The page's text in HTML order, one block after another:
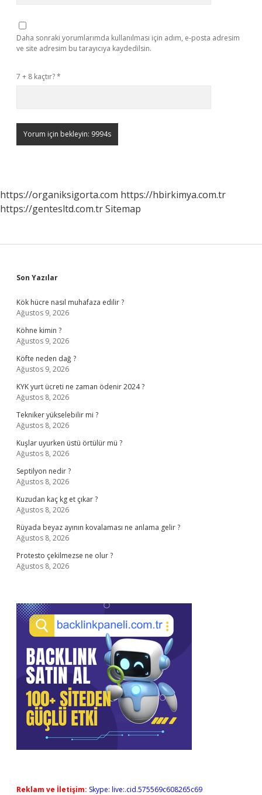
Daha sonraki yorumlarımda kullanılması için adım, e-posta adresim
ve site adresim bu tarayıcıya kaydedilsin.
7 + 8 kaçtır?*
https://organiksigorta.com https://hbirkimya.com.tr
https://gentesltd.com.trSitemap
Sidebar
Son Yazılar
Kök hücre nasıl muhafaza edilir ?
Ağustos 9, 2026
Köhne kimin ?
Ağustos 9, 2026
Köfte neden dağ ?
Ağustos 9, 2026
KYK yurt ücreti ne zaman ödenir 2024 ?
Ağustos 8, 2026
Tekniker yükselebilir mi ?
Ağustos 8, 2026
Kuşlar uyurken üstü örtülür mü ?
Ağustos 8, 2026
Septilyon nedir ?
Ağustos 8, 2026
Kuzudan kaç kg et çıkar ?
Ağustos 8, 2026
Rüyada beyaz ayının kovalaması ne anlama gelir ?
Ağustos 8, 2026
Protesto çekilmezse ne olur ?
Ağustos 8, 2026
Reklam ve İletişim: Skype: live:.cid.575569c608265c69